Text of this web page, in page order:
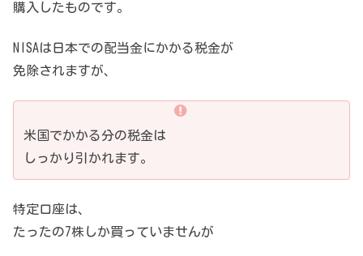
購入したものです。
NISAは日本での配当金にかかる税金が
免除されますが、
米国でかかる分の税金は
しっかり引かれます。
特定口座は、
たったの7株しか買っていませんが